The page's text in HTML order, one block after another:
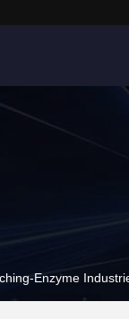
Enzyme